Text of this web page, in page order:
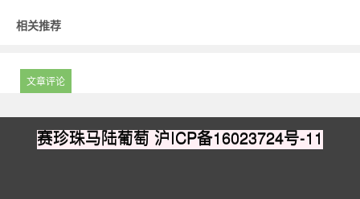
相关推荐
文章评论
赛珍珠马陆葡萄沪ICP备16023724号-11